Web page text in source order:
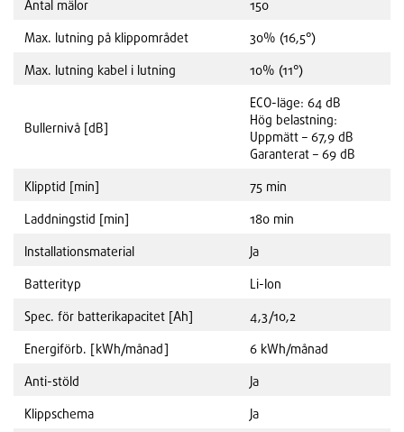
Antal mälor 150
Max. lutning på klippområdet 30% (16,5°)
Max. lutning kabel i lutning 10% (11°)
Bullernivå [dB]
ECO-läge: 64 dB
Hög belastning:
Uppmätt – 67,9 dB
Garanterat – 69 dB
Klipptid [min] 75 min
Laddningstid [min] 180 min
Installationsmaterial Ja
Batterityp Li-Ion
Spec. för batterikapacitet [Ah] 4,3/10,2
Energiförb. [kWh/månad] 6 kWh/månad
Anti-stöld Ja
Klippschema Ja